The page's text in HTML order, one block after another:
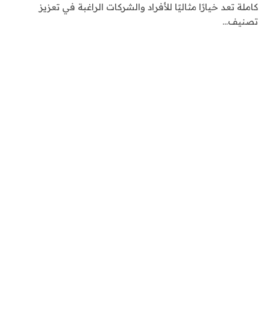
كاملة تعد خيارًا مثاليًا للأفراد والشركات الراغبة في تعزيز
تصنيف…